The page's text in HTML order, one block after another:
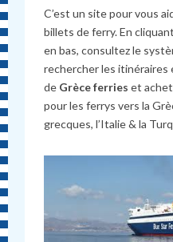
C’est un site pour vous
billets de ferry. En
en bas, consultez le
rechercher les itinéraires
de Grèce ferrieset
pour les ferrys vers la
grecques, l’Italie & la